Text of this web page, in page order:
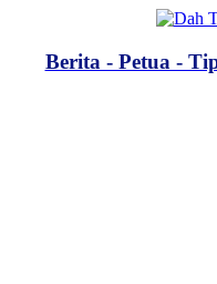
Berita - Petua -